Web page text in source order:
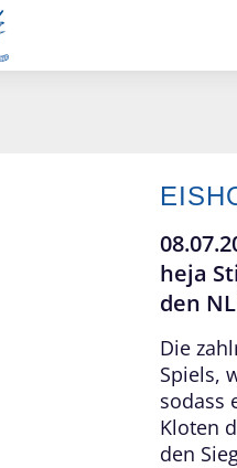
heja
den
Die
Spiels,
sodass
Kloten
den